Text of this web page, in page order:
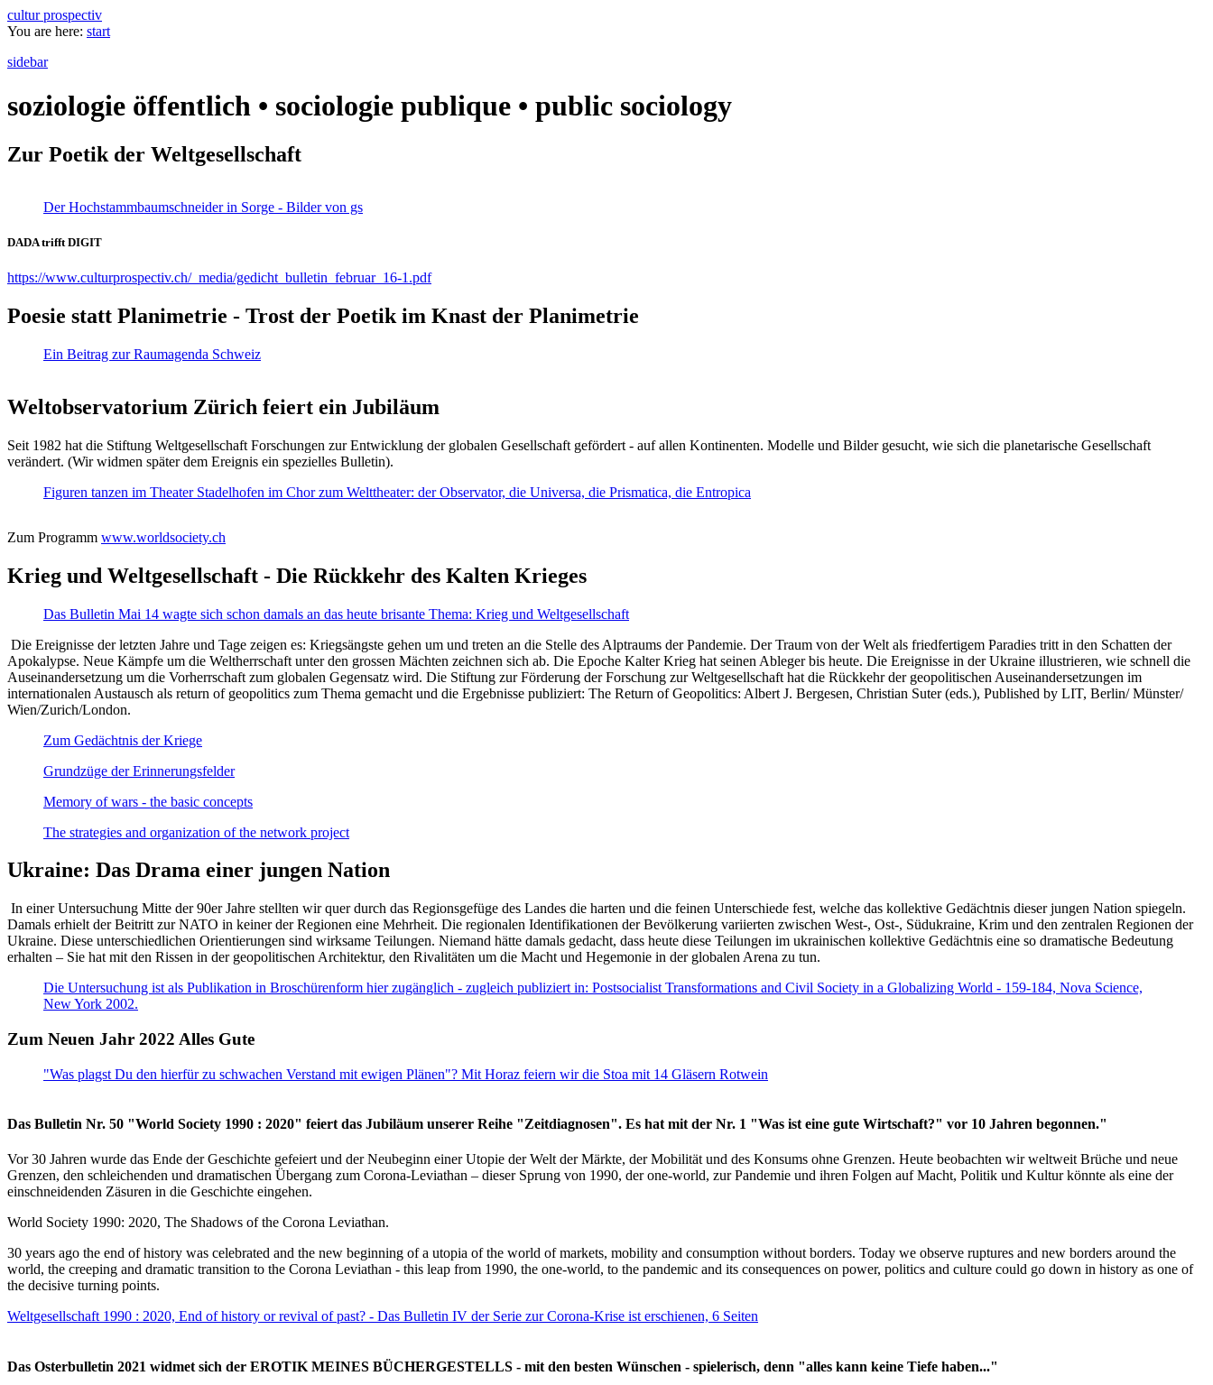
cultur prospectiv
You are here: start
sidebar
soziologie öffentlich • sociologie publique • public sociology
Zur Poetik der Weltgesellschaft
Der Hochstammbaumschneider in Sorge - Bilder von gs
DADA trifft DIGIT
https://www.culturprospectiv.ch/_media/gedicht_bulletin_februar_16-1.pdf
Poesie statt Planimetrie - Trost der Poetik im Knast der Planimetrie
Ein Beitrag zur Raumagenda Schweiz
Weltobservatorium Zürich feiert ein Jubiläum
Seit 1982 hat die Stiftung Weltgesellschaft Forschungen zur Entwicklung der globalen Gesellschaft gefördert - auf allen Kontinenten. Modelle und Bilder gesucht, wie sich die planetarische Gesellschaft
verändert. (Wir widmen später dem Ereignis ein spezielles Bulletin).
Figuren tanzen im Theater Stadelhofen im Chor zum Welttheater: der Observator, die Universa, die Prismatica, die Entropica
Zum Programm www.worldsociety.ch
Krieg und Weltgesellschaft - Die Rückkehr des Kalten Krieges
Das Bulletin Mai 14 wagte sich schon damals an das heute brisante Thema: Krieg und Weltgesellschaft
Die Ereignisse der letzten Jahre und Tage zeigen es: Kriegsängste gehen um und treten an die Stelle des Alptraums der Pandemie. Der Traum von der Welt als friedfertigem Paradies tritt in den Schatten der
Apokalypse. Neue Kämpfe um die Weltherrschaft unter den grossen Mächten zeichnen sich ab. Die Epoche Kalter Krieg hat seinen Ableger bis heute. Die Ereignisse in der Ukraine illustrieren, wie schnell die
Auseinandersetzung um die Vorherrschaft zum globalen Gegensatz wird. Die Stiftung zur Förderung der Forschung zur Weltgesellschaft hat die Rückkehr der geopolitischen Auseinandersetzungen im
internationalen Austausch als return of geopolitics zum Thema gemacht und die Ergebnisse publiziert: The Return of Geopolitics: Albert J. Bergesen, Christian Suter (eds.), Published by LIT, Berlin/ Münster/
Wien/Zurich/London.
Zum Gedächtnis der Kriege
Grundzüge der Erinnerungsfelder
Memory of wars - the basic concepts
The strategies and organization of the network project
Ukraine: Das Drama einer jungen Nation
In einer Untersuchung Mitte der 90er Jahre stellten wir quer durch das Regionsgefüge des Landes die harten und die feinen Unterschiede fest, welche das kollektive Gedächtnis dieser jungen Nation spiegeln.
Damals erhielt der Beitritt zur NATO in keiner der Regionen eine Mehrheit. Die regionalen Identifikationen der Bevölkerung variierten zwischen West-, Ost-, Südukraine, Krim und den zentralen Regionen der
Ukraine. Diese unterschiedlichen Orientierungen sind wirksame Teilungen. Niemand hätte damals gedacht, dass heute diese Teilungen im ukrainischen kollektive Gedächtnis eine so dramatische Bedeutung
erhalten – Sie hat mit den Rissen in der geopolitischen Architektur, den Rivalitäten um die Macht und Hegemonie in der globalen Arena zu tun.
Die Untersuchung ist als Publikation in Broschürenform hier zugänglich - zugleich publiziert in: Postsocialist Transformations and Civil Society in a Globalizing World - 159-184, Nova Science,
New York 2002.
Zum Neuen Jahr 2022 Alles Gute
"Was plagst Du den hierfür zu schwachen Verstand mit ewigen Plänen"? Mit Horaz feiern wir die Stoa mit 14 Gläsern Rotwein
Das Bulletin Nr. 50 "World Society 1990 : 2020" feiert das Jubiläum unserer Reihe "Zeitdiagnosen". Es hat mit der Nr. 1 "Was ist eine gute Wirtschaft?" vor 10 Jahren begonnen."
Vor 30 Jahren wurde das Ende der Geschichte gefeiert und der Neubeginn einer Utopie der Welt der Märkte, der Mobilität und des Konsums ohne Grenzen. Heute beobachten wir weltweit Brüche und neue
Grenzen, den schleichenden und dramatischen Übergang zum Corona-Leviathan – dieser Sprung von 1990, der one-world, zur Pandemie und ihren Folgen auf Macht, Politik und Kultur könnte als eine der
einschneidenden Zäsuren in die Geschichte eingehen.
World Society 1990: 2020, The Shadows of the Corona Leviathan.
30 years ago the end of history was celebrated and the new beginning of a utopia of the world of markets, mobility and consumption without borders. Today we observe ruptures and new borders around the
world, the creeping and dramatic transition to the Corona Leviathan - this leap from 1990, the one-world, to the pandemic and its consequences on power, politics and culture could go down in history as one of
the decisive turning points.
Weltgesellschaft 1990 : 2020, End of history or revival of past? - Das Bulletin IV der Serie zur Corona-Krise ist erschienen, 6 Seiten
Das Osterbulletin 2021 widmet sich der EROTIK MEINES BÜCHERGESTELLS - mit den besten Wünschen - spielerisch, denn "alles kann keine Tiefe haben..."